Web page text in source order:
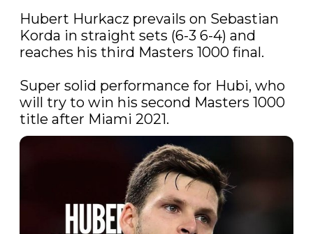
Hubert Hurkacz prevails on Sebastian
Korda in straight sets (6-3 6-4) and
reaches his third Masters 1000 final.
Super solid performance for Hubi, who
will try to win his second Masters 1000
title after Miami 2021.